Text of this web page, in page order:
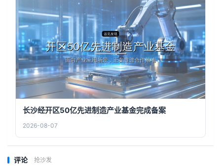
长沙经开区50亿先进制造产业基金完成备案
2026-08-07
评论 抢沙发